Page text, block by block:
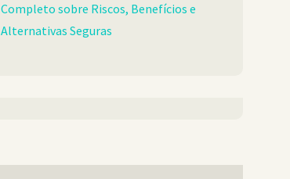
Completo sobre Riscos, Benefícios e
Alternativas Seguras